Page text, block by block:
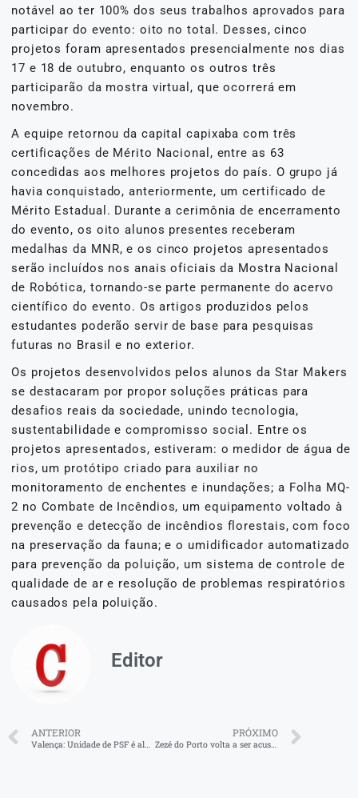
notável ao ter 100% dos seus trabalhos aprovados para
participar do evento: oito no total. Desses, cinco
projetos foram apresentados presencialmente nos dias
17 e 18 de outubro, enquanto os outros três
participarão da mostra virtual, que ocorrerá em
novembro.
A equipe retornou da capital capixaba com três
certificações de Mérito Nacional, entre as 63
concedidas aos melhores projetos do país. O grupo já
havia conquistado, anteriormente, um certificado de
Mérito Estadual. Durante a cerimônia de encerramento
do evento, os oito alunos presentes receberam
medalhas da MNR, e os cinco projetos apresentados
serão incluídos nos anais oficiais da Mostra Nacional
de Robótica, tornando-se parte permanente do acervo
científico do evento. Os artigos produzidos pelos
estudantes poderão servir de base para pesquisas
futuras no Brasil e no exterior.
Os projetos desenvolvidos pelos alunos da Star Makers
se destacaram por propor soluções práticas para
desafios reais da sociedade, unindo tecnologia,
sustentabilidade e compromisso social. Entre os
projetos apresentados, estiveram: o medidor de água de
rios, um protótipo criado para auxiliar no
monitoramento de enchentes e inundações; a Folha MQ-
2 no Combate de Incêndios, um equipamento voltado à
prevenção e detecção de incêndios florestais, com foco
na preservação da fauna; e o umidificador automatizado
para prevenção da poluição, um sistema de controle de
qualidade de ar e resolução de problemas respiratórios
causados pela poluição.
Editor
ANTERIOR
Valença: Unidade de PSF é alvo de vandalismo e tem vacinas perdidas
PRÓXIMO
Zezé do Porto volta a ser acusado de abuso de poder